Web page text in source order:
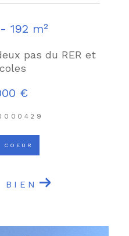
192 m²
pas du RER et
€
COEUR
BIEN